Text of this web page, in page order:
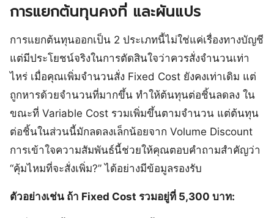
การแยกต้นทุนคงที่ และผันแปร
การแยกต้นทุนออกเป็น 2 ประเภทนี้ไม่ใช่แค่เรื่องทางบัญชี
แต่มีประโยชน์จริงในการตัดสินใจว่าควรสั่งจำนวนเท่า
ไหร่ เมื่อคุณเพิ่มจำนวนสั่ง Fixed Cost ยังคงเท่าเดิม แต่
ถูกหารด้วยจำนวนที่มากขึ้น ทำให้ต้นทุนต่อชิ้นลดลง ใน
ขณะที่ Variable Cost รวมเพิ่มขึ้นตามจำนวน แต่ต้นทุน
ต่อชิ้นในส่วนนี้มักลดลงเล็กน้อยจาก Volume Discount
การเข้าใจความสัมพันธ์นี้ช่วยให้คุณตอบคำถามสำคัญว่า
“คุ้มไหมที่จะสั่งเพิ่ม?” ได้อย่างมีข้อมูลรองรับ
ตัวอย่างเช่น ถ้า Fixed Cost รวมอยู่ที่ 5,300 บาท: